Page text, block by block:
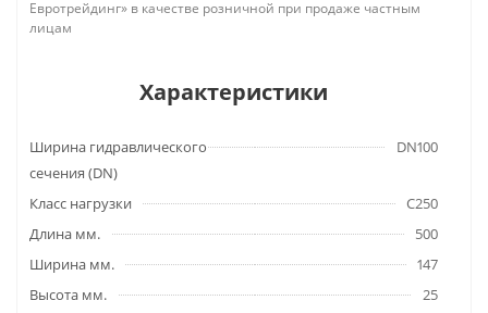
Евротрейдинг» в качестве розничной при продаже частным
лицам
Характеристики
Ширина гидравлического
сечения (DN)
DN100
Класс нагрузки
C250
Длина мм.
500
Ширина мм.
147
Высота мм.
25